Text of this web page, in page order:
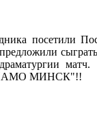
посетили
сыграть
МИНСК"!!